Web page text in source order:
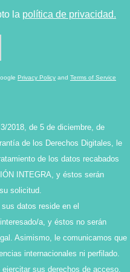
la política de privacidad.
Privacy Policy and Terms of Service
2018, de 5 de diciembre, de
de los Derechos Digitales, le
de los datos recabados
INTEGRA, y éstos serán
solicitud.
datos reside en el
a, y éstos no serán
Asimismo, le comunicamos que
internacionales ni perfilado.
sus derechos de acceso,